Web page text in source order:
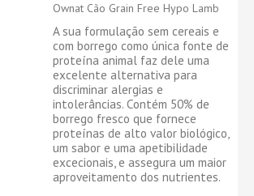
Ownat Cão Grain Free Hypo Lamb
A sua formulação sem cereais e
com borrego como única fonte de
proteína animal faz dele uma
excelente alternativa para
discriminar alergias e
intolerâncias. Contém 50% de
borrego fresco que fornece
proteínas de alto valor biológico,
um sabor e uma apetibilidade
excecionais, e assegura um maior
aproveitamento dos nutrientes.